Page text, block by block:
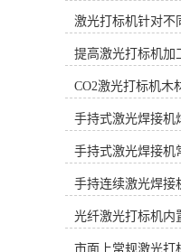
参数设定 ： **，激光参数还是设一
遍，但是采用交叉
也就相当于镭雕了
下： a)：打标频率(frequency)设为低
频，激光打码机按
激光打码设备可以
式两种。目前市场
设备大多是刻划式
驻留技术。激光打
种不同的物质表面
光打标机按照激光
激光打标机、半导
手持式激光焊接机